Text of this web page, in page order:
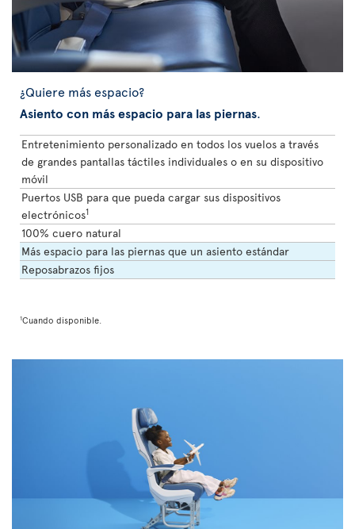
¿Quiere más espacio?
Asiento con más espacio para las piernas.
Entretenimiento personalizado en todos los vuelos a través
de grandes pantallas táctiles individuales o en su dispositivo
móvil
Puertos USB para que pueda cargar sus dispositivos
electrónicos1
100% cuero natural
Más espacio para las piernas que un asiento estándar
Reposabrazos fijos
1Cuando disponible.